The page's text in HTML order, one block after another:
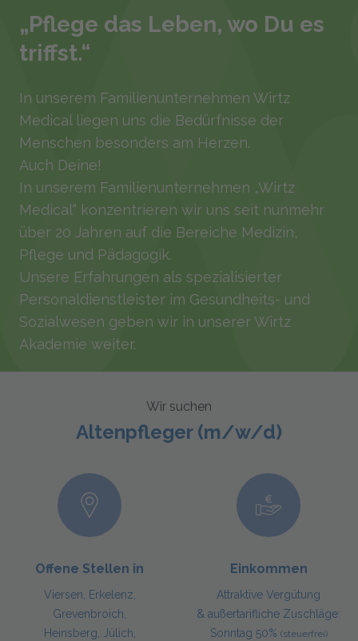
„Pflege das Leben, wo Du es
triffst.“
In unserem Familienunternehmen Wirtz
Medical liegen uns die Bedürfnisse der
Menschen besonders am Herzen.
Auch Deine!
In unserem Familienunternehmen „Wirtz
Medical“ konzentrieren wir uns seit nunmehr
über 20 Jahren auf die Bereiche Medizin,
Pflege und Pädagogik.
Unsere Erfahrungen als spezialisierter
Personaldienstleister im Gesundheits- und
Sozialwesen geben wir in unserer Wirtz
Akademie weiter.
Altenpfleger (m/w/d)
Offene Stellen in
Viersen, Erkelenz,
Grevenbroich,
Heinsberg, Jülich,
Einkommen
Attraktive Vergütung
& außertarifliche Zuschläge:
Sonntag 50% (steuerfrei)